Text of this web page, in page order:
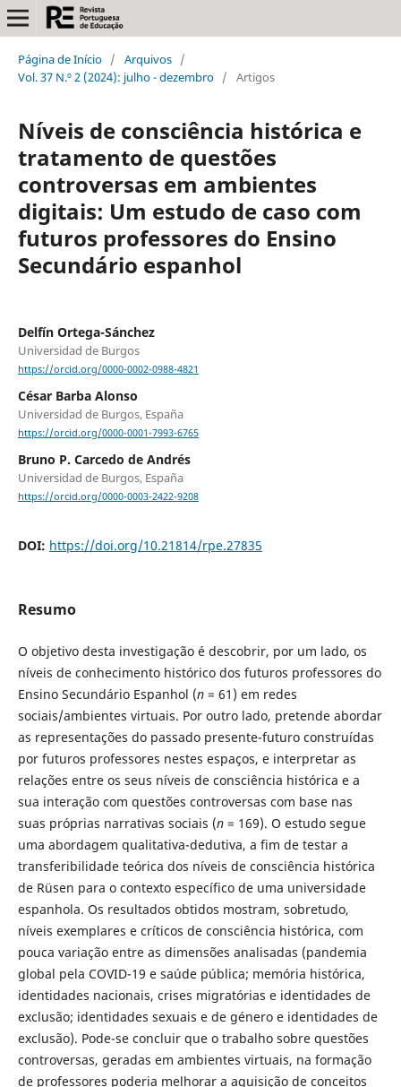
Página de Início / Arquivos /
Vol. 37 N.º 2 (2024): julho - dezembro / Artigos
Níveis de consciência histórica e
tratamento de questões
controversas em ambientes
digitais: Um estudo de caso com
futuros professores do Ensino
Secundário espanhol
Delfín Ortega-Sánchez
Universidad de Burgos
https://orcid.org/0000-0002-0988-4821
César Barba Alonso
Universidad de Burgos, España
https://orcid.org/0000-0001-7993-6765
Bruno P. Carcedo de Andrés
Universidad de Burgos, España
https://orcid.org/0000-0003-2422-9208
DOI: https://doi.org/10.21814/rpe.27835
Resumo
O objetivo desta investigação é descobrir, por um lado, os
níveis de conhecimento histórico dos futuros professores do
Ensino Secundário Espanhol (n= 61) em redes
sociais/ambientes virtuais. Por outro lado, pretende abordar
as representações do passado presente-futuro construídas
por futuros professores nestes espaços, e interpretar as
relações entre os seus níveis de consciência histórica e a
sua interação com questões controversas com base nas
suas próprias narrativas sociais (n= 169). O estudo segue
uma abordagem qualitativa-dedutiva, a fim de testar a
transferibilidade teórica dos níveis de consciência histórica
de Rüsen para o contexto específico de uma universidade
espanhola. Os resultados obtidos mostram, sobretudo,
níveis exemplares e críticos de consciência histórica, com
pouca variação entre as dimensões analisadas (pandemia
global pela COVID-19 e saúde pública; memória histórica,
identidades nacionais, crises migratórias e identidades de
exclusão; identidades sexuais e de género e identidades de
exclusão). Pode-se concluir que o trabalho sobre questões
controversas, geradas em ambientes virtuais, na formação
de professores poderia melhorar a aquisição de conceitos